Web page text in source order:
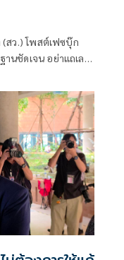
สว.) โพสต์เฟซบุ๊ก
นชัดเจน อย่าแถเลย